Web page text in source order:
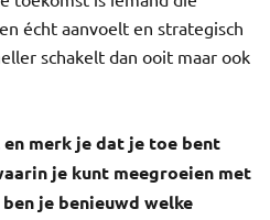
écht aanvoelt en strategisch
schakelt dan ooit maar ook
merk je dat je toe bent
je kunt meegroeien met
je benieuwd welke